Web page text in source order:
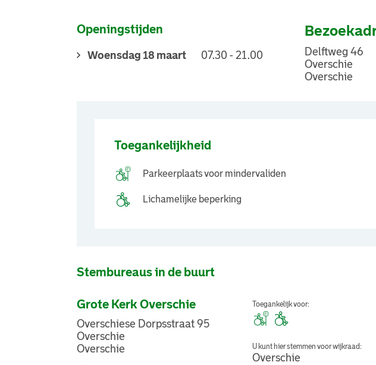
Openingstijden
Woensdag 18 maart 07.30 - 21.00
Delftweg 46
Overschie
Overschie
Toegankelijkheid
Parkeerplaats voor mindervaliden
Lichamelijke beperking
Stembureaus in de buurt
Grote Kerk Overschie
Overschiese Dorpsstraat 95
Overschie
Overschie
Toegankelijk voor:
U kunt hier stemmen voor wijkraad:
Overschie